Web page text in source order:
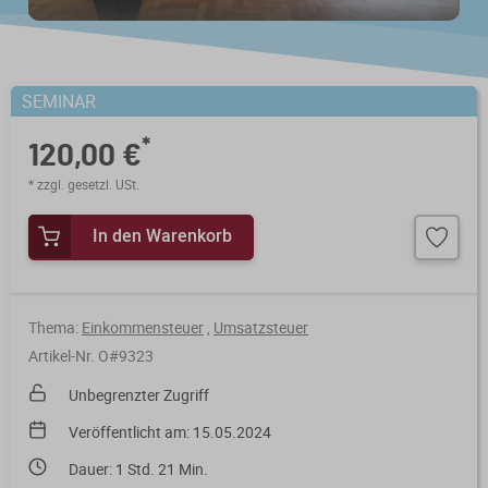
Steuerberatungsverträge
Fundierte Informationen und
Mandanten-Info
Seminar-Pakete
Live-Onlineveranstaltungen mit
Einkommensteuererklärung
Prüfungsvorbereitung
Steuern
Einkommensteuer
Erbschaftsteuer / Schenkungsteuer
Körperschaft- / Umwandlungsteuer
Lohnsteuer
KONTAKT
SEMINAR
120,00 €*
* zzgl. gesetzl. USt.
In den Warenkorb
Thema: Einkommensteuer Umsatzsteuer
Artikel-Nr. O#9323
Unbegrenzter Zugriff
Veröffentlicht am: 15.05.2024
Dauer: 1 Std. 21 Min.